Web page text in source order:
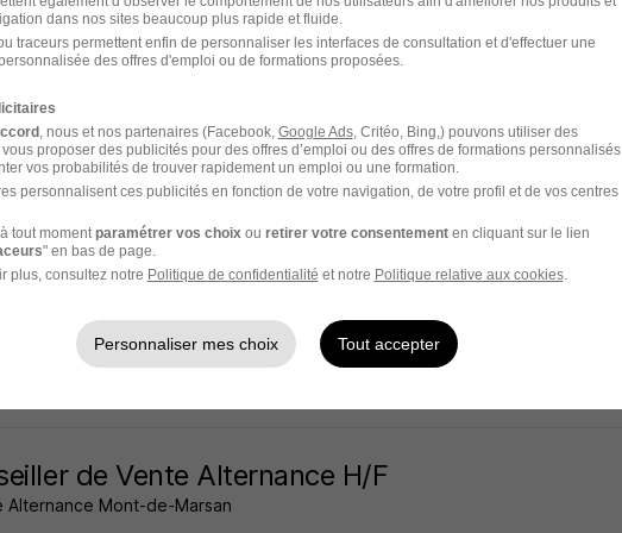
du-Mont - 40 Alternance 12,31 - 12,35 € / heure
Menuisier Poseur H/F
recrute
de Vente Alternance H/F
Alternance Mont-de-Marsan
dans nos sites beaucoup plus rapide et fluide.
traceurs permettent enfin de personnaliser les interfaces de consultation et d'effectuer une
des offres d'emploi ou de formations proposées.
, nous et nos partenaires (Facebook, Google Ads, Critéo, Bing,) pouvons utiliser des
proposer des publicités pour des offres d’emploi ou des offres de formations personnalisés
vos probabilités de trouver rapidement un emploi ou une formation.
personnalisent ces publicités en fonction de votre navigation, de votre profil et de vos centres
tout moment paramétrer vos choix ou retirer votre consentementen cliquant sur le lien
" en bas de page.
plus, consultez notre Politique de confidentialité et notre Politique relative aux cookies.
Personnaliser mes choix Tout accepter